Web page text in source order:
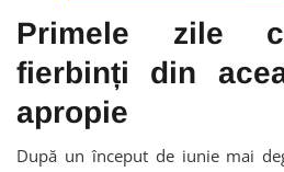
Primele zile
fierbinți din
apropie
După un început de iunie mai